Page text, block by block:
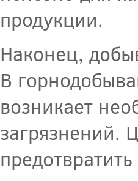
продукции.
Наконец,
В
возникает
загрязнений.